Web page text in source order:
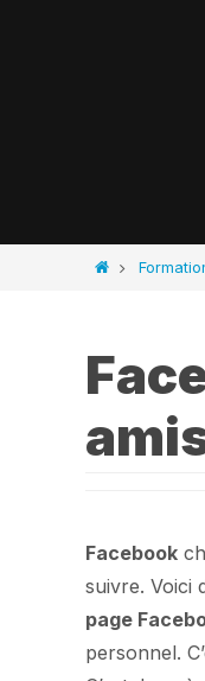
le
Home
Facebook
suivre. Voici
page
personnel.